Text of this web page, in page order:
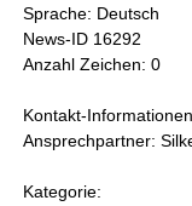
Sprache: Deutsch
News-ID 16292
Anzahl Zeichen: 0
Kontakt-
Ansprechpartner:
Kategorie: